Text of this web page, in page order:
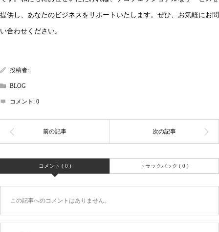
提供し、あなたのビジネスをサポートいたします。ぜひ、お気軽にお問
い合わせください。
投稿者:
BLOG
コメント: 0
コメント ( 0 ) トラックバック ( 0 )
この記事へのコメントはありません。